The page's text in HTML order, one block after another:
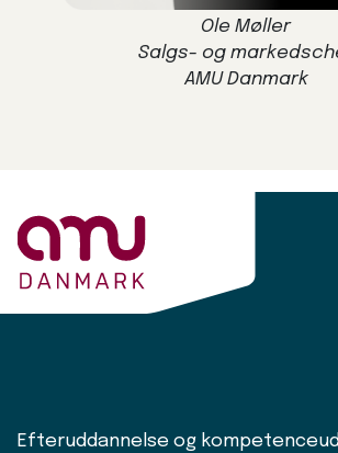
Ole Møller
Salgs- og
AMU Danmark
Efteruddannelse og